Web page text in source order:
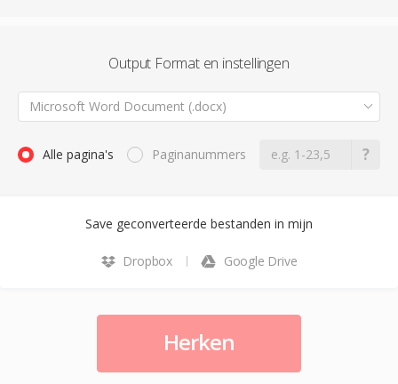
Output Format en instellingen
Microsoft Word Document (.docx)
Alle pagina's Paginanummers
Save geconverteerde bestanden in mijn
Dropbox Google Drive
Herken